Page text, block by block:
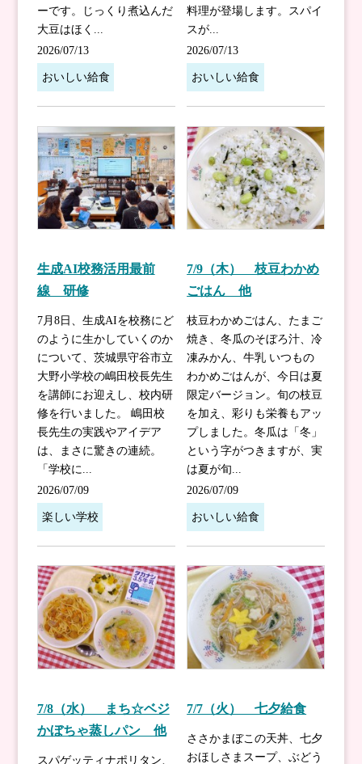
ーです。じっくり煮込んだ
大豆はほく...
2026/07/13
おいしい給食
料理が登場します。スパイ
スが...
2026/07/13
おいしい給食
生成AI校務活用最前
線 研修
7月8日、生成AIを校務にど
のように生かしていくのか
について、茨城県守谷市立
大野小学校の嶋田校長先生
を講師にお迎えし、校内研
修を行いました。 嶋田校
長先生の実践やアイデア
は、まさに驚きの連続。
「学校に...
2026/07/09
楽しい学校
7/9（木） 枝豆わかめ
ごはん 他
枝豆わかめごはん、たまご
焼き、冬瓜のそぼろ汁、冷
凍みかん、牛乳 いつもの
わかめごはんが、今日は夏
限定バージョン。旬の枝豆
を加え、彩りも栄養もアッ
プしました。冬瓜は「冬」
という字がつきますが、実
は夏が旬...
2026/07/09
おいしい給食
7/8（水） まち☆ベジ
かぼちゃ蒸しパン 他
スパゲッティナポリタン、
7/7（火） 七夕給食
ささかまぼこの天丼、七夕
おほしさまスープ、ぶどう